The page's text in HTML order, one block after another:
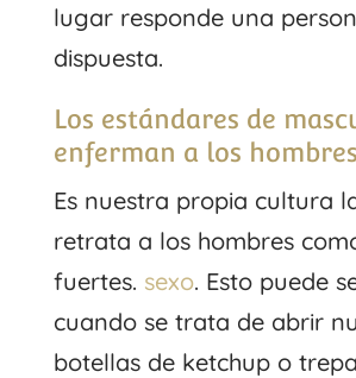
lugar responde una
dispuesta.
Los estándares de
enferman a los hombres
Es nuestra propia cultura
retrata a los hombres
fuertes. sexo. Esto puede
cuando se trata de abrir
botellas de ketchup o